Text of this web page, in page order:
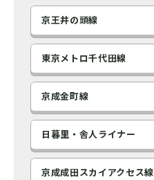
京王井の頭線
東京メトロ千代田線
京成金町線
日暮里・舎人ライナー
京成成田スカイアクセス線